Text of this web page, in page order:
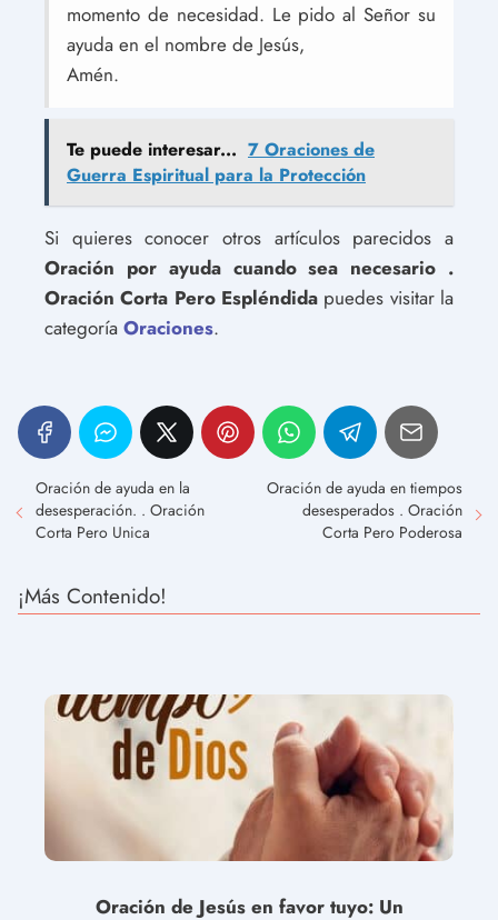
momento de necesidad. Le pido al Señor su
ayuda en el nombre de Jesús,
Amén.
Te puede interesar... 7 Oraciones de
Guerra Espiritual para la Protección
Si quieres conocer otros artículos parecidos a
Oración por ayuda cuando sea necesario .
Oración Corta Pero Espléndida puedes visitar la
categoría Oraciones.
Oración de ayuda en la
desesperación. . Oración
Corta Pero Unica
Oración de ayuda en tiempos
desesperados . Oración
Corta Pero Poderosa
¡Más Contenido!
Oración de Jesús en favor tuyo: Un